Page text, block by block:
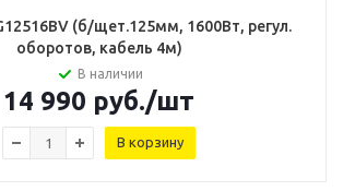
(б/щет.125мм, 1600Вт, регул.
оборотов, кабель 4м)
В наличии
14 990 руб./шт
В корзину